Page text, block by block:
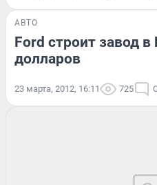
АВТО
Ford строит завод
долларов
23 марта, 2012, 16:11 725